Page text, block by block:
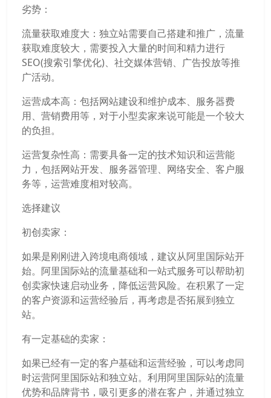
劣势：
流量获取难度大：独立站需要自己搭建和推广，流量
获取难度较大，需要投入大量的时间和精力进行
SEO(搜索引擎优化)、社交媒体营销、广告投放等推
广活动。
运营成本高：包括网站建设和维护成本、服务器费
用、营销费用等，对于小型卖家来说可能是一个较大
的负担。
运营复杂性高：需要具备一定的技术知识和运营能
力，包括网站开发、服务器管理、网络安全、客户服
务等，运营难度相对较高。
选择建议
初创卖家：
如果是刚刚进入跨境电商领域，建议从阿里国际站开
始。阿里国际站的流量基础和一站式服务可以帮助初
创卖家快速启动业务，降低运营风险。在积累了一定
的客户资源和运营经验后，再考虑是否拓展到独立
站。
有一定基础的卖家：
如果已经有一定的客户基础和运营经验，可以考虑同
时运营阿里国际站和独立站。利用阿里国际站的流量
优势和品牌背书，吸引更多的潜在客户，并通过独立